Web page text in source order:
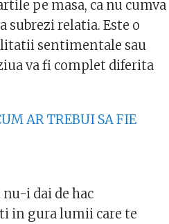
pe masa, ca nu cumva
subrezi relatia. Este o
sentimentale sau
va fi complet diferita
AR TREBUI SA FIE
i dai de hac
in gura lumii care te